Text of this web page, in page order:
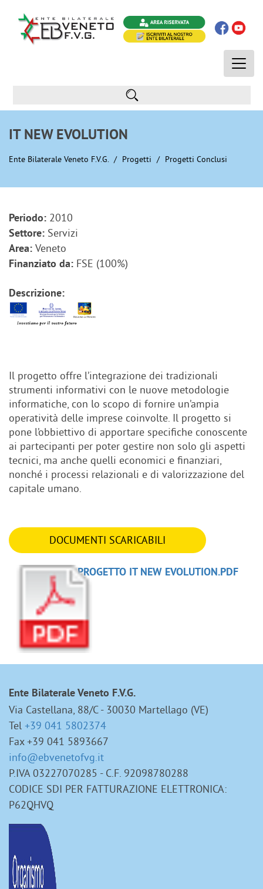
Toggle
IT NEW EVOLUTION
Ente Bilaterale Veneto F.V.G. Progetti Progetti Conclusi
Periodo: 2010
Settore: Servizi
Area: Veneto
Finanziato da: FSE (100%)
Descrizione:
Il progetto offre l’integrazione dei tradizionali
strumenti informativi con le nuove metodologie
informatiche, con lo scopo di fornire un’ampia
operatività delle imprese coinvolte. Il progetto si
pone l’obbiettivo di apportare specifiche conoscente
ai partecipanti per poter gestire non solo gli aspetti
tecnici, ma anche quelli economici e finanziari,
nonché i processi relazionali e di valorizzazione del
capitale umano.
DOCUMENTI SCARICABILI
SCHEDA PROGETTO IT NEW EVOLUTION.PDF
-42.85 KB
Tweet
Ente Bilaterale Veneto F.V.G.
Via Castellana, 88/C - 30030 Martellago (VE)
Tel +39 041 5802374
Fax +39 041 5893667
info@ebvenetofvg.it
P.IVA 03227070285 - C.F. 92098780288
CODICE SDI PER FATTURAZIONE ELETTRONICA:
P62QHVQ